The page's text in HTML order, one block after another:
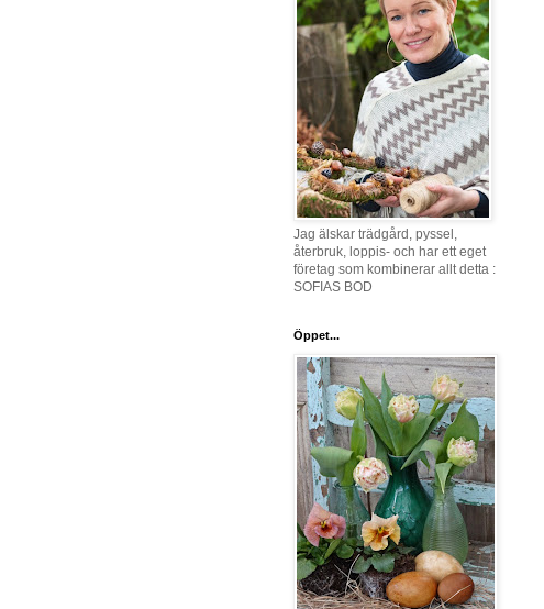
Jag älskar trädgård, pyssel,
återbruk, loppis- och har ett eget
företag som kombinerar allt detta :
SOFIAS BOD
Öppet...